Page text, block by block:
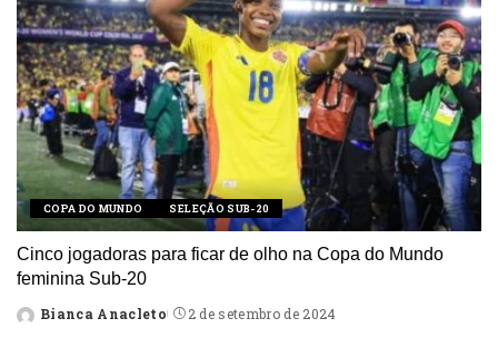
COPA DO MUNDO SELEÇÃO SUB-20
Cinco jogadoras para ficar de olho na Copa do Mundo
feminina Sub-20
Posted
Bianca Anacleto 2 de setembro de 2024